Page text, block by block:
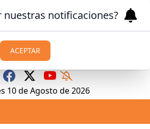
10 de Agosto de 2026
nuestras notificaciones?
ACEPTAR